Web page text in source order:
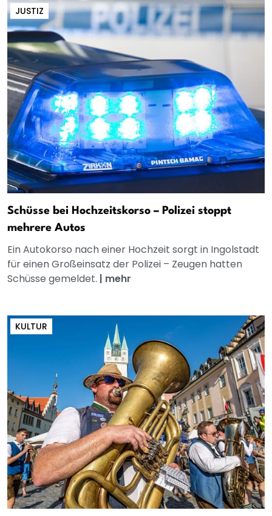
JUSTIZ
Schüsse bei Hochzeitskorso – Polizei stoppt
mehrere Autos
Ein Autokorso nach einer Hochzeit sorgt in Ingolstadt
für einen Großeinsatz der Polizei – Zeugen hatten
Schüsse gemeldet. | mehr
KULTUR